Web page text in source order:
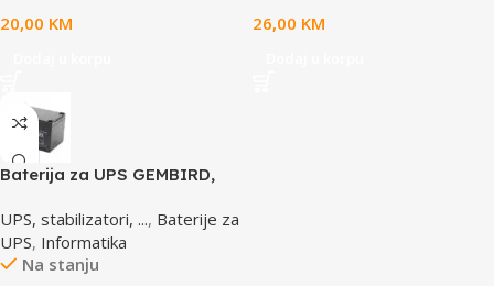
20,00 KM
26,00 KM
Baterija za UPS GEMBIRD,
UPS, stabilizatori, ..., Baterije za
UPS, Informatika
Na stanju